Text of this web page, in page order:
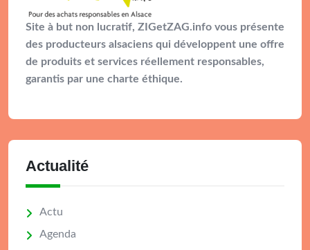
Site à but non lucratif, ZIGetZAG.info vous présente
des producteurs alsaciens qui développent une offre
de produits et services réellement responsables,
garantis par une charte éthique.
Actualité
Actu
Agenda